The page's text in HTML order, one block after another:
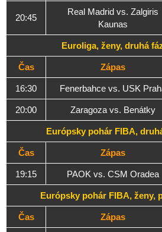
20:45
Real Madrid vs. Zalgiris
Kaunas
Euroliga, ženy, druhá
Čas Zápas
16:30 Fenerbahce vs. USK
20:00 Zaragoza vs. Benátky
Európsky pohár FIBA,
Čas Zápas
19:15 PAOK vs. CSM Oradea
Európsky pohár FIBA, ženy,
Čas Zápas